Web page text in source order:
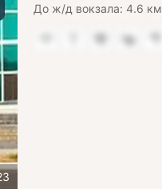
До ж/д вокзала: 4.6 км